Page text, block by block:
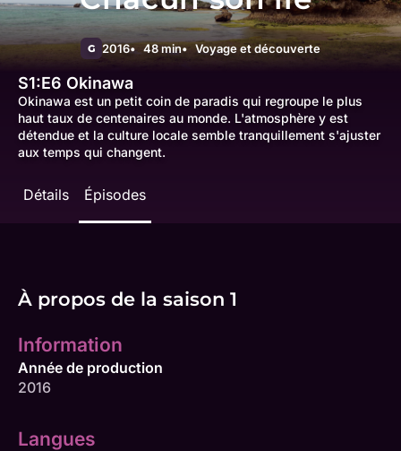
G 2016 48 min Voyage et découverte
S1:E6 Okinawa
Okinawa est un petit coin de paradis qui regroupe le plus
haut taux de centenaires au monde. L'atmosphère y est
détendue et la culture locale semble tranquillement s'ajuster
aux temps qui changent.
Détails Épisodes
À propos de la saison 1
Information
Année de production
2016
Langues